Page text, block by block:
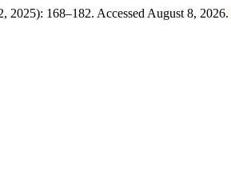
2025): 168–182. Accessed August 8, 2026.